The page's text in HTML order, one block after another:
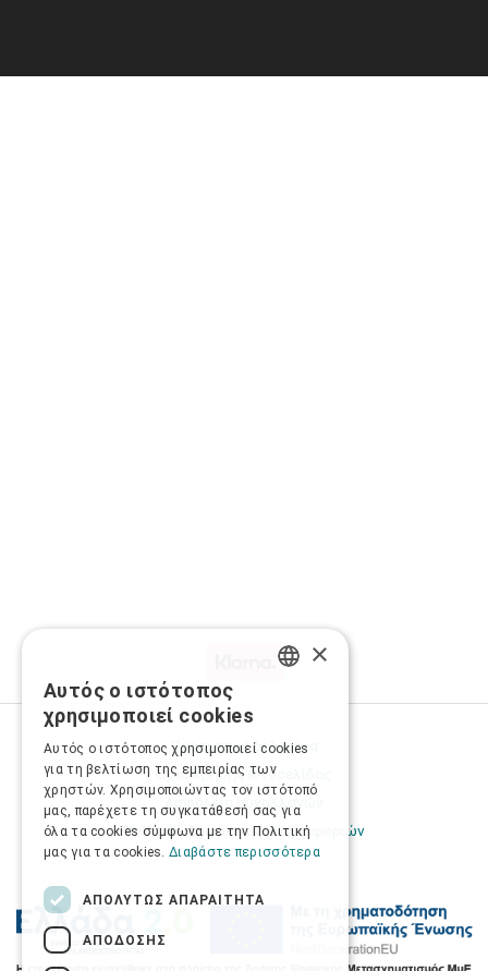
Προσωπικά δεδομένα
Όροι Χρήσης Ιστοσελίδας
Ασφάλεια συναλλαγών
Πολιτική Ασφάλειας Πληροφοριών
×
Αυτός ο ιστότοπος
χρησιμοποιεί cookies
Αυτός ο ιστότοπος χρησιμοποιεί cookies
για τη βελτίωση της εμπειρίας των
χρηστών. Χρησιμοποιώντας τον ιστότοπό
μας, παρέχετε τη συγκατάθεσή σας για
όλα τα cookies σύμφωνα με την Πολιτική
μας για τα cookies. Διαβάστε περισσότερα
ΑΠΟΛΎΤΩΣ ΑΠΑΡΑΊΤΗΤΑ
ΑΠΌΔΟΣΗΣ